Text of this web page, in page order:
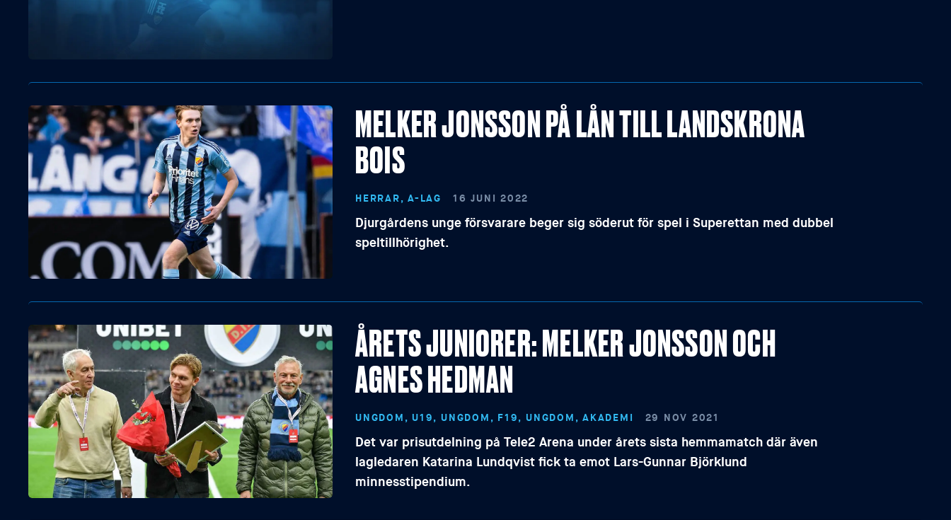
MELKER JONSSON PÅ LÅN TILL LANDSKRONA
BOIS
HERRAR, A-LAG 16 JUNI 2022
Djurgårdens unge försvarare beger sig söderut för spel i Superettan med dubbel
speltillhörighet.
ÅRETS JUNIORER: MELKER JONSSON OCH
AGNES HEDMAN
UNGDOM, U19, UNGDOM, F19, UNGDOM, AKADEMI 29 NOV 2021
Det var prisutdelning på Tele2 Arena under årets sista hemmamatch där även
lagledaren Katarina Lundqvist fick ta emot Lars-Gunnar Björklund
minnesstipendium.